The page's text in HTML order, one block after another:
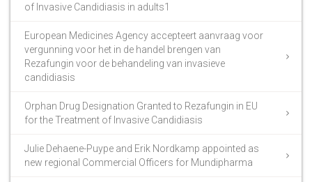
of Invasive Candidiasis in adults1
European Medicines Agency accepteert aanvraag voor
vergunning voor het in de handel brengen van
Rezafungin voor de behandeling van invasieve
candidiasis
Orphan Drug Designation Granted to Rezafungin in EU
for the Treatment of Invasive Candidiasis
Julie Dehaene-Puype and Erik Nordkamp appointed as
new regional Commercial Officers for Mundipharma